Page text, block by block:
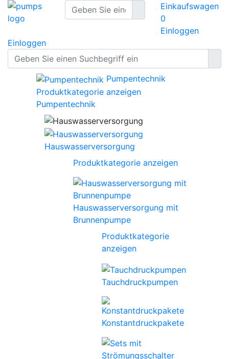
Einkaufswagen
0
Einloggen
Einloggen
Pumpentechnik
Produktkategorie anzeigen
Pumpentechnik
Hauswasserversorgung
Produktkategorie anzeigen
Hauswasserversorgung mit
Brunnenpumpe
Produktkategorie
anzeigen
Tauchdruckpumpen
Konstantdruckpakete